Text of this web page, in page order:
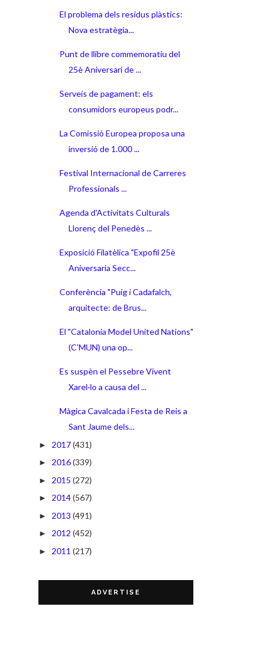
El problema dels residus plàstics:
Nova estratègia...
Punt de llibre commemoratiu del
25è Aniversari de ...
Serveis de pagament: els
consumidors europeus podr...
La Comissió Europea proposa una
inversió de 1.000 ...
Festival Internacional de Carreres
Professionals ...
Agenda d'Activitats Culturals
Llorenç del Penedès ...
Exposició Filatèlica "Expofil 25è
Aniversaria Secc...
Conferència "Puig i Cadafalch,
arquitecte: de Brus...
El "Catalonia Model United Nations"
(C'MUN) una op...
Es suspèn el Pessebre Vivent
Xarel·lo a causa del ...
Màgica Cavalcada i Festa de Reis a
Sant Jaume dels...
► 2017(431)
► 2016(339)
► 2015 (272)
► 2014(567)
► 2013 (491)
► 2012 (452)
► 2011 (217)
ADVERTISE